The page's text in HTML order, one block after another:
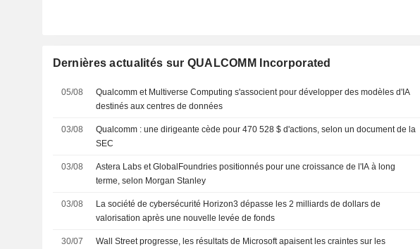
Dernières actualités sur QUALCOMM Incorporated
05/08
Qualcomm et Multiverse Computing s'associent pour développer des modèles d'IA
destinés aux centres de données
03/08
Qualcomm : une dirigeante cède pour 470 528 $ d'actions, selon un document de la
SEC
03/08
Astera Labs et GlobalFoundries positionnés pour une croissance de l'IA à long
terme, selon Morgan Stanley
03/08
La société de cybersécurité Horizon3 dépasse les 2 milliards de dollars de
valorisation après une nouvelle levée de fonds
30/07
Wall Street progresse, les résultats de Microsoft apaisent les craintes sur les